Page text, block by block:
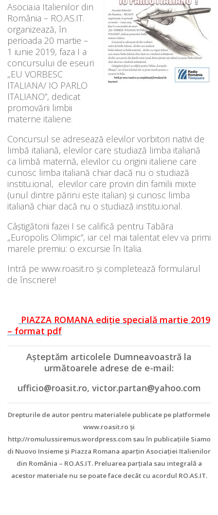
Asocia.ia Italienilor din
România – RO.AS.IT.
organizează, în
perioada 20 martie –
1 iunie 2019, faza I a
concursului de eseuri
„EU VORBESC
ITALIANA/ IO PARLO
ITALIANO”, dedicat
promovării limbii
materne italiene.
Concursul se adresează elevilor vorbitori nativi de
limbă italiană, elevilor care studiază limba italiană
ca limbă maternă, elevilor cu origini italiene care
cunosc limba italiană chiar dacă nu o studiază
institu.ional, elevilor care provin din familii mixte
(unul dintre părin.i este italian) și cunosc limba
italiană chiar dacă nu o studiază institu.ional.
Câștigătorii fazei I se califică pentru Tabăra
„Europolis Olimpic”, iar cel mai talentat elev va primi
marele premiu: o excursie în Italia.
Intră pe www.roasit.ro și completează formularul
de înscriere!
PIAZZA ROMANA ediție specială martie 2019
– format pdf
Aşteptăm articolele Dumneavoastră la
următoarele adrese de e-mail:
ufficio@roasit.ro, victor.partan@yahoo.com
Drepturile de autor pentru materialele publicate pe platformele
www.roasit.ro şi
http://romulussiremus.wordpress.com sau în publicaţiile Siamo
di Nuovo Insieme şi Piazza Romana aparţin Asociaţiei Italienilor
din România – RO.AS.IT. Preluarea parţiala sau integrală a
acestor materiale nu se poate face decât cu acordul RO.AS.IT.